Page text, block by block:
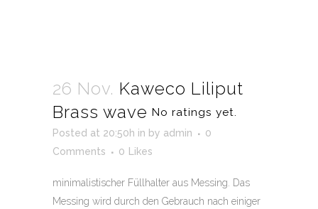
26 Nov. Kaweco Liliput
Brass wave No ratings yet.
Posted at 20:50h in by admin
0
Comments
0 Likes
minimalistischer Füllhalter aus Messing. Das
Messing wird durch den Gebrauch nach einiger